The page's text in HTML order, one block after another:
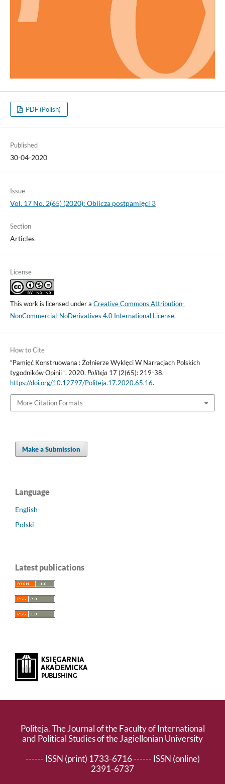
PDF (Polish)
Published
30-04-2020
Issue
Vol. 17 No. 2(65) (2020): Oblicza postpamięci 3
Section
Articles
License
This work is licensed under a Creative Commons Attribution-
NonCommercial-NoDerivatives 4.0 International License.
How to Cite
“Pamięć Konstruowana : Żołnierze Wyklęci W Narracjach Polskich
tygodników Opinii ”. 2020. Politeja 17 (2(65): 219-38.
https://doi.org/10.12797/Politeja.17.2020.65.16.
More Citation Formats
Make a Submission
Language
English
Polski
Latest publications
Politeja. The Journal of the Faculty of International
and Political Studies of the Jagiellonian University
------ ISSN (print) 1733-6716 ------ ISSN (online)
2391-6737